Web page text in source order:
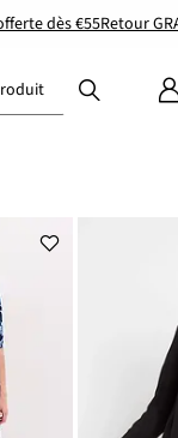
dès €55Retour